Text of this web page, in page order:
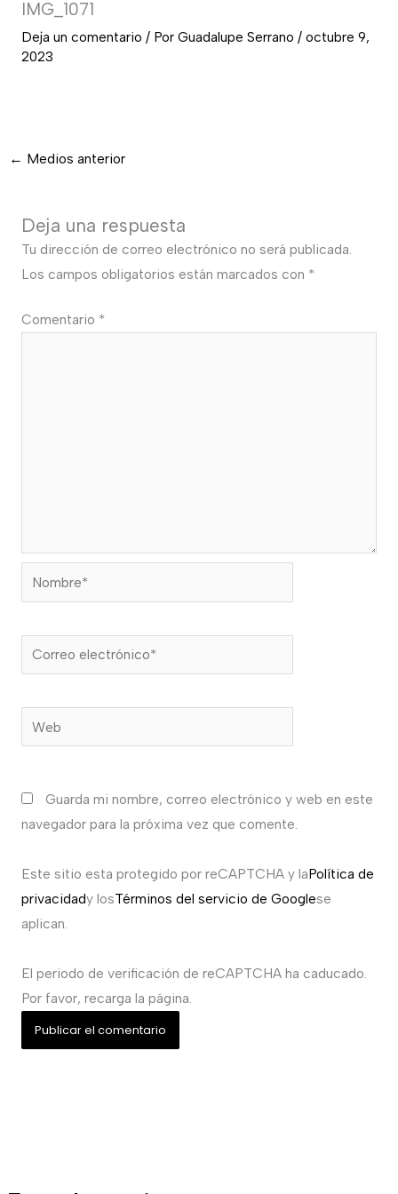
IMG_1071
Deja un comentario / Por Guadalupe Serrano / octubre 9,
2023
← Medios anterior
Deja una respuesta
Tu dirección de correo electrónico no será publicada.
Los campos obligatorios están marcados con *
Comentario *
Nombre*
Correo
electrónico*
Web
Guarda mi nombre, correo electrónico y web en este
navegador para la próxima vez que comente.
Este sitio esta protegido por reCAPTCHA y laPolítica de
privacidady losTérminos del servicio de Googlese
aplican.
El periodo de verificación de reCAPTCHA ha caducado.
Por favor, recarga la página.